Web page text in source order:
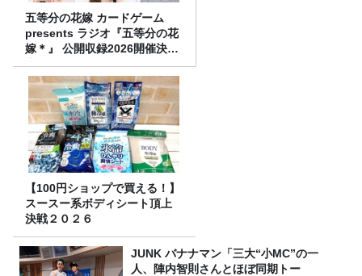
五等分の花嫁 カードゲーム
presents ラジオ『五等分の花
嫁＊』 公開収録2026開催決
定！
【100円ショップで買える！】
スースー系ボディシート頂上
決戦２０２６
JUNK バナナマン「三大“小MC”の一
人、陣内智則さんとほぼ同期トー